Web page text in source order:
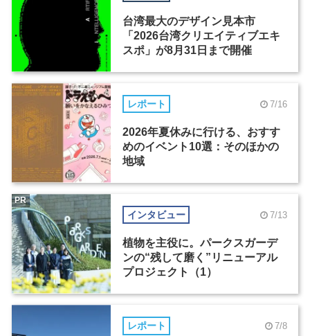
台湾最大のデザイン見本市
「2026台湾クリエイティブエキ
スポ」が8月31日まで開催
レポート 7/16
2026年夏休みに行ける、おすす
めのイベント10選：そのほかの
地域
インタビュー 7/13
植物を主役に。パークスガーデ
ンの“残して磨く”リニューアル
プロジェクト（1）
PR
レポート 7/8